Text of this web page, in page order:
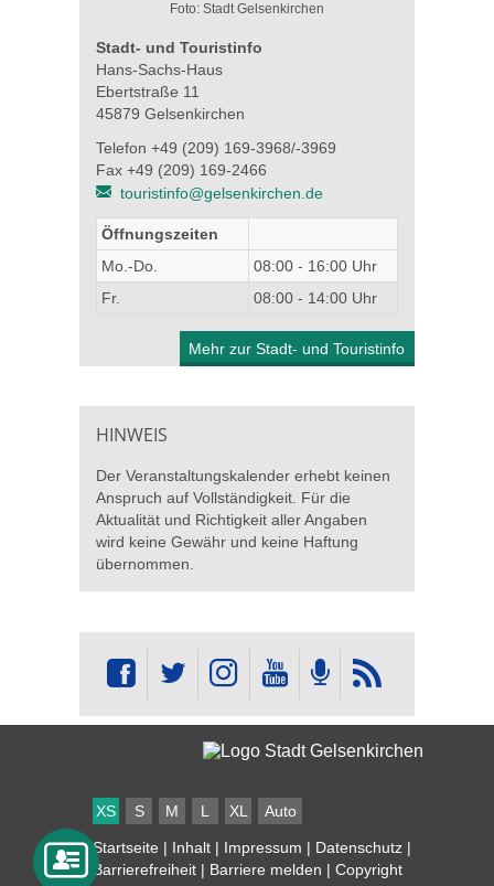
Foto: Stadt Gelsenkirchen
Stadt- und Touristinfo
Hans-Sachs-Haus
Ebertstraße 11
45879 Gelsenkirchen
Telefon +49 (209) 169-3968/-3969
Fax +49 (209) 169-2466
touristinfo@gelsenkirchen.de
Öffnungszeiten
Mo.-Do.
08:00 - 16:00 Uhr
Fr.
08:00 - 14:00 Uhr
Mehr zur Stadt- und Touristinfo
HINWEIS
Der Veranstaltungskalender erhebt keinen
Anspruch auf Vollständigkeit. Für die
Aktualität und Richtigkeit aller Angaben
wird keine Gewähr und keine Haftung
übernommen.
XS S M L XL Auto
Startseite | Inhalt | Impressum | Datenschutz |
Barrierefreiheit | Barriere melden | Copyright